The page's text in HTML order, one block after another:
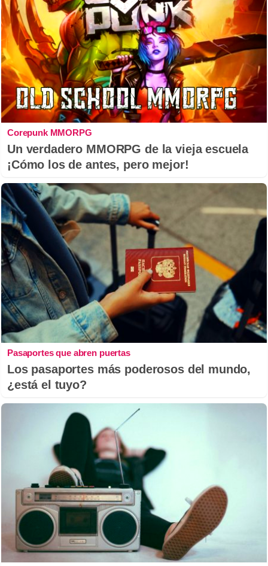
Corepunk MMORPG
Un verdadero MMORPG de la vieja escuela
¡Cómo los de antes, pero mejor!
Pasaportes que abren puertas
Los pasaportes más poderosos del mundo,
¿está el tuyo?